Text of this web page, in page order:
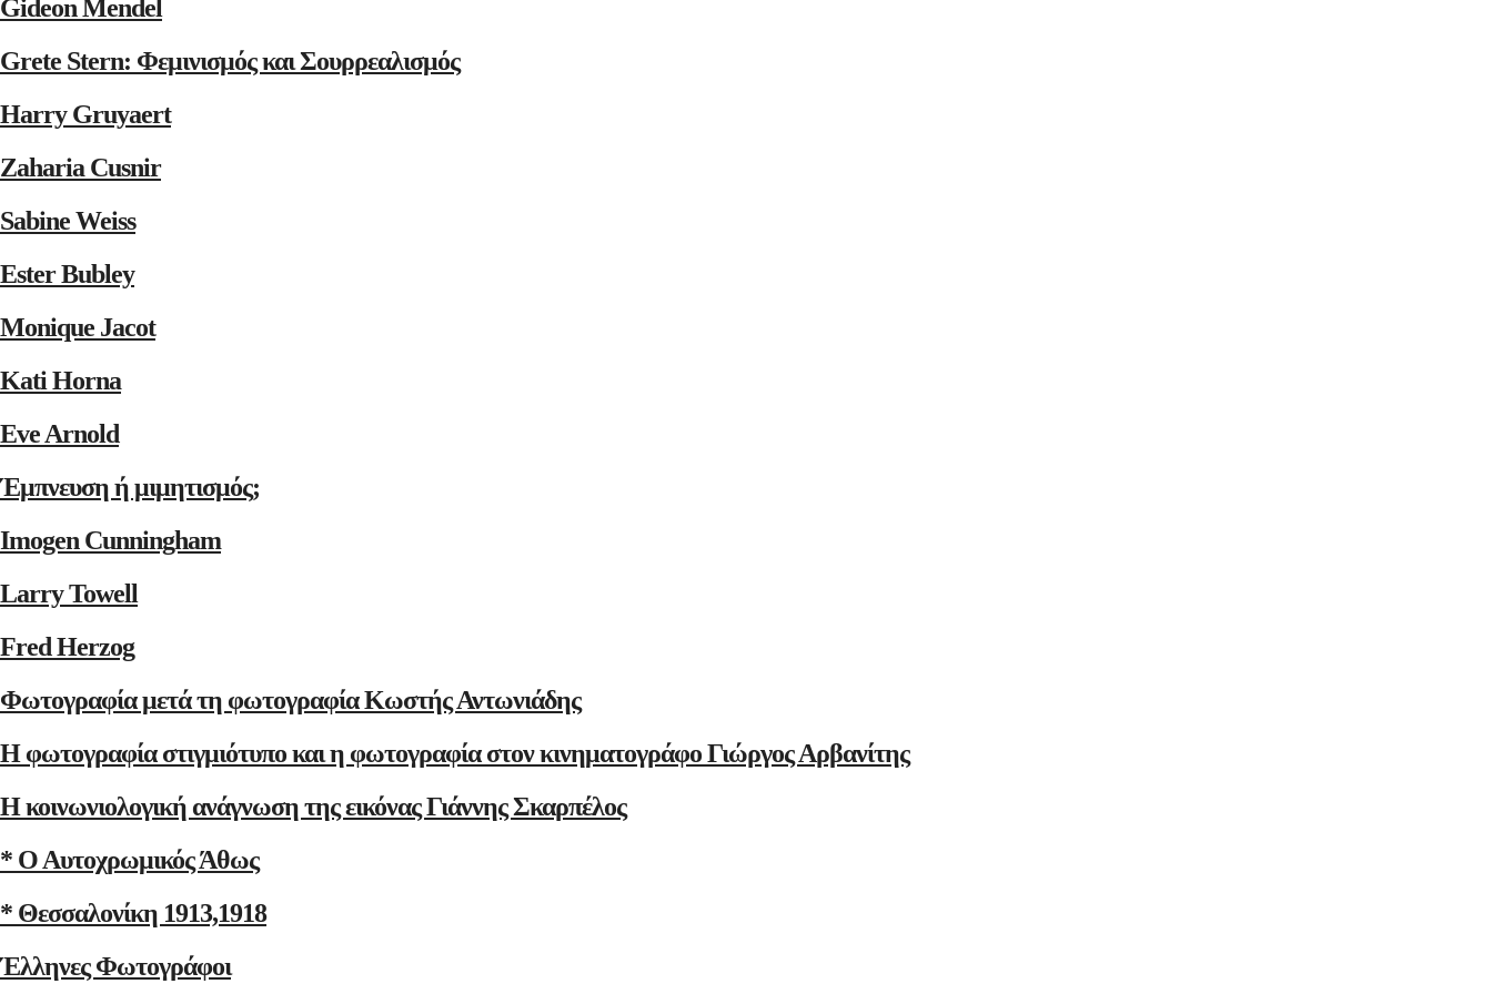
Gideon Mendel
Grete Stern: Φεμινισμός και Σουρρεαλισμός
Harry Gruyaert
Zaharia Cusnir
Sabine Weiss
Ester Bubley
Monique Jacot
Kati Horna
Eve Arnold
Έμπνευση ή μιμητισμός;
Imogen Cunningham
Larry Towell
Fred Herzog
Φωτογραφία μετά τη φωτογραφία Κωστής Αντωνιάδης
Η φωτογραφία στιγμιότυπο και η φωτογραφία στον κινηματογράφο Γιώργος Αρβανίτης
Η κοινωνιολογική ανάγνωση της εικόνας Γιάννης Σκαρπέλος
* Ο Αυτοχρωμικός Άθως
* Θεσσαλονίκη 1913,1918
Έλληνες Φωτογράφοι